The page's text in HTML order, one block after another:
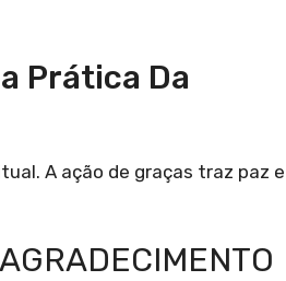
Prática Da
A ação de graças traz paz e